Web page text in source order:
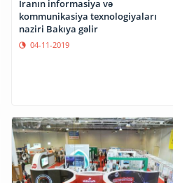
İranın informasiya və
kommunikasiya texnologiyaları
naziri Bakıya gəlir
04-11-2019